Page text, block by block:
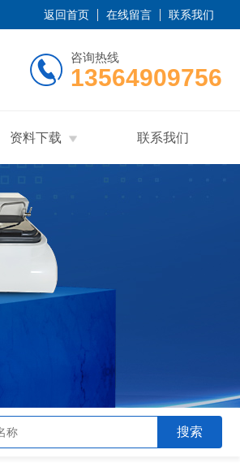
返回首页 在线留言 联系我们
咨询热线
13564909756
资料下载 联系我们